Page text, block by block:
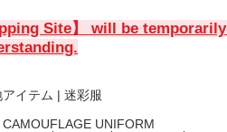
Site】 will be
イテム | 迷彩服
UNIFORM